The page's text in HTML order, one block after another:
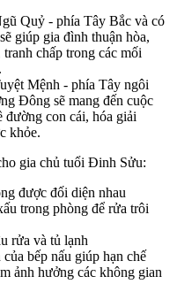
Quỷ - phía Tây Bắc và có
giúp gia đình thuận hòa,
chấp trong các mối
Mệnh - phía Tây ngôi
Đông sẽ mang đến cuộc
đường con cái, hóa giải
khỏe.
gia chủ tuổi Đinh Sửu:
được đối diện nhau
trong phòng để rửa trôi
rửa và tủ lạnh
bếp nấu giúp hạn chế
ảnh hưởng các không gian